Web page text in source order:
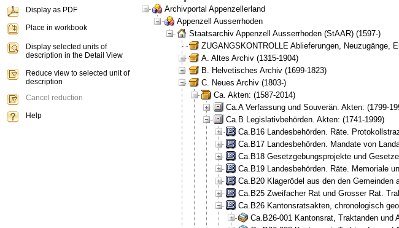
Archivportal Appenzellerland
Appenzell Ausserrhoden
Staatsarchiv Appenzell Ausserrhoden (StAAR) (1597-)
ZUGANGSKONTROLLE Ablieferungen, Neuzugänge,
A. Altes Archiv (1315-1904)
B. Helvetisches Archiv (1699-1823)
C. Neues Archiv (1803-)
Ca. Akten: (1587-2014)
Ca.A Verfassung und Souverän. Akten: (1799-
Ca.B Legislativbehörden. Akten: (1741-1999)
Ca.B16 Landesbehörden. Räte.
Ca.B17 Landesbehörden. Mandate von
Ca.B18 Gesetzgebungsprojekte und
Ca.B19 Landesbehörden. Räte. Memoriale
Ca.B20 Klagerödel aus den den Gemeinden
Ca.B25 Zweifacher Rat und Grosser Rat.
Ca.B26 Kantonsratsakten, chronologisch
Ca.B26-001 Kantonsrat, Traktanden und
Display as PDF
Place in workbook
Display selected units of
description in the Detail View
Reduce view to selected unit of
description
Cancel reduction
Help